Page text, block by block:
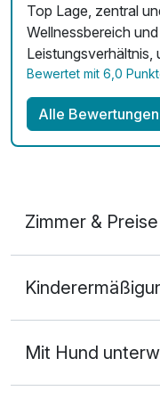
Maniküre
Obstkorb
Top Lage, zentral
Wellnessbereich
Leistungsverhältnis,
Bewertet mit 6,0
Alle Bewertungen
Zimmer & Preise
2 Erwachsene
Mit Hund